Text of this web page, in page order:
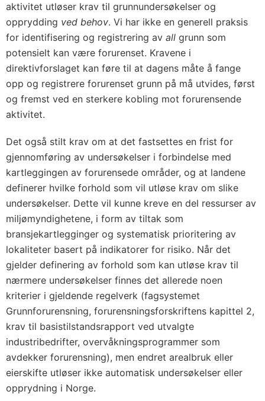
aktivitet utløser krav til grunnundersøkelser og
opprydding ved behov. Vi har ikke en generell praksis
for identifisering og registrering av all grunn som
potensielt kan være forurenset. Kravene i
direktivforslaget kan føre til at dagens måte å fange
opp og registrere forurenset grunn på må utvides, først
og fremst ved en sterkere kobling mot forurensende
aktivitet.
Det også stilt krav om at det fastsettes en frist for
gjennomføring av undersøkelser i forbindelse med
kartleggingen av forurensede områder, og at landene
definerer hvilke forhold som vil utløse krav om slike
undersøkelser. Dette vil kunne kreve en del ressurser av
miljømyndighetene, i form av tiltak som
bransjekartlegginger og systematisk prioritering av
lokaliteter basert på indikatorer for risiko. Når det
gjelder definering av forhold som kan utløse krav til
nærmere undersøkelser finnes det allerede noen
kriterier i gjeldende regelverk (fagsystemet
Grunnforurensning, forurensningsforskriftens kapittel 2,
krav til basistilstandsrapport ved utvalgte
industribedrifter, overvåkningsprogrammer som
avdekker forurensning), men endret arealbruk eller
eierskifte utløser ikke automatisk undersøkelser eller
opprydning i Norge.